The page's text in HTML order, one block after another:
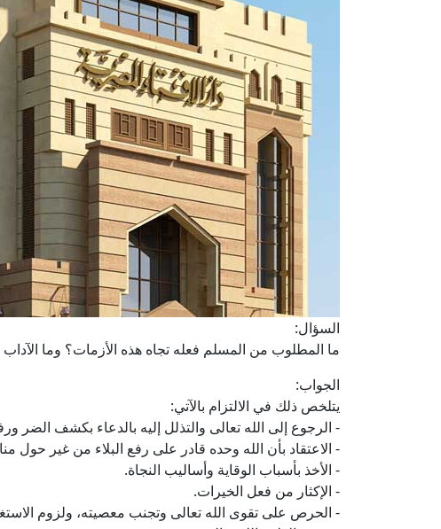
السؤال:
ما المطلوب من المسلم فعله تجاه هذه الأزمات؟ وما
الجواب:
يتلخص ذلك في الالتزام بالآتي:
- الرجوع إلى الله تعالى والتذلل إليه بالدعاء بكشف الضر
- الاعتقاد بأن الله وحده قادر على رفع البلاء من غير حول
- الأخذ بأسباب الوقاية وأساليب النجاة.
- الإكثار من فعل الخيرات.
- الحرص على تقوى الله تعالى وتجنب معصيته، ولزوم